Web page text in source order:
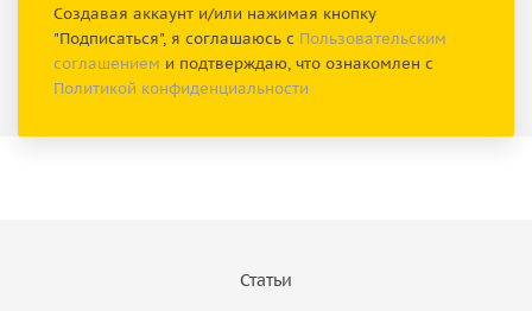
Создавая аккаунт и/или нажимая кнопку
"Подписаться", я соглашаюсь с Пользовательским
соглашением и подтверждаю, что ознакомлен с
Политикой конфиденциальности
Статьи